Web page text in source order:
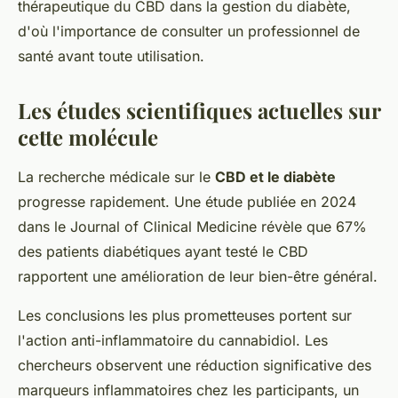
thérapeutique du CBD dans la gestion du diabète,
d'où l'importance de consulter un professionnel de
santé avant toute utilisation.
Les études scientifiques actuelles sur
cette molécule
La recherche médicale sur le CBD et le diabète
progresse rapidement. Une étude publiée en 2024
dans le Journal of Clinical Medicine révèle que 67%
des patients diabétiques ayant testé le CBD
rapportent une amélioration de leur bien-être général.
Les conclusions les plus prometteuses portent sur
l'action anti-inflammatoire du cannabidiol. Les
chercheurs observent une réduction significative des
marqueurs inflammatoires chez les participants, un